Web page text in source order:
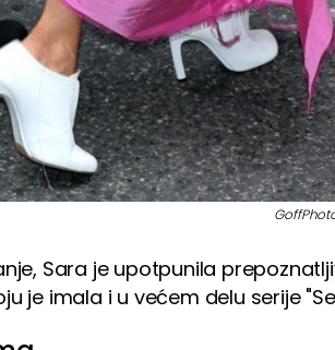
Sara je upotpunila
je imala i u većem delu serije